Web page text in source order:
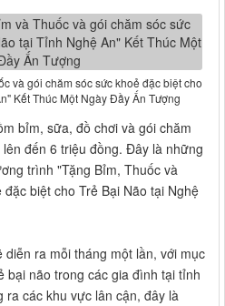
và gói chăm sóc sức khoẻ đặc biệt cho
Kết Thúc Một Ngày Đầy Ấn Tượng
bỉm, sữa, đồ chơi và gói chăm
đến 6 triệu đồng. Đây là những
trình "Tặng Bỉm, Thuốc và
biệt cho Trẻ Bại Não tại Nghệ
ra mỗi tháng một lần, với mục
bại não trong các gia đình tại tỉnh
ra các khu vực lân cận, đây là